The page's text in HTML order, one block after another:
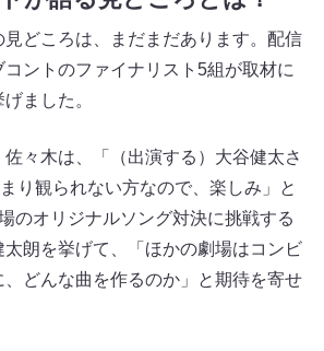
見どころは、まだまだあります。配信
ントのファイナリスト5組が取材に
ました。
々木は、「（出演する）大谷健太さ
り観られない方なので、楽しみ」と
のオリジナルソング対決に挑戦する
朗を挙げて、「ほかの劇場はコンビ
、どんな曲を作るのか」と期待を寄せ